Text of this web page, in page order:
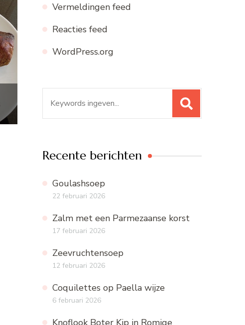
Vermeldingen feed
Reacties feed
WordPress.org
naar:
Recente berichten
Goulashsoep
22 februari 2026
Zalm met een Parmezaanse korst
17 februari 2026
Zeevruchtensoep
12 februari 2026
Coquilettes op Paella wijze
6 februari 2026
Knoflook Boter Kip in Romige